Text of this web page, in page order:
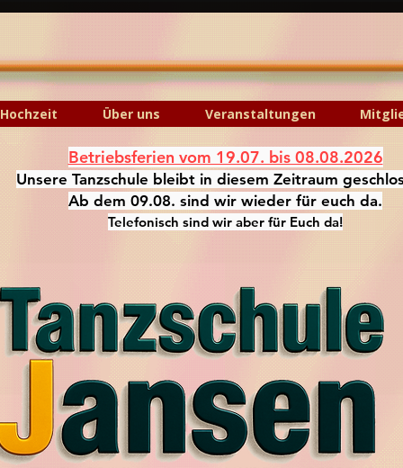
Hochzeit Über uns Veranstaltungen
Betriebsferien vom 19.07. bis 08.08.2026
Unsere Tanzschule bleibt in diesem Zeitraum
Ab dem 09.08. sind wir wieder für euch da.
Telefonisch sind wir aber für Euch da!